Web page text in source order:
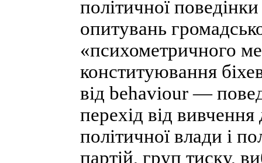
політичної
опитувань
«психометричного
конституювання
від behaviour —
перехід від вивчення
політичної влади і
партій, груп тиску,